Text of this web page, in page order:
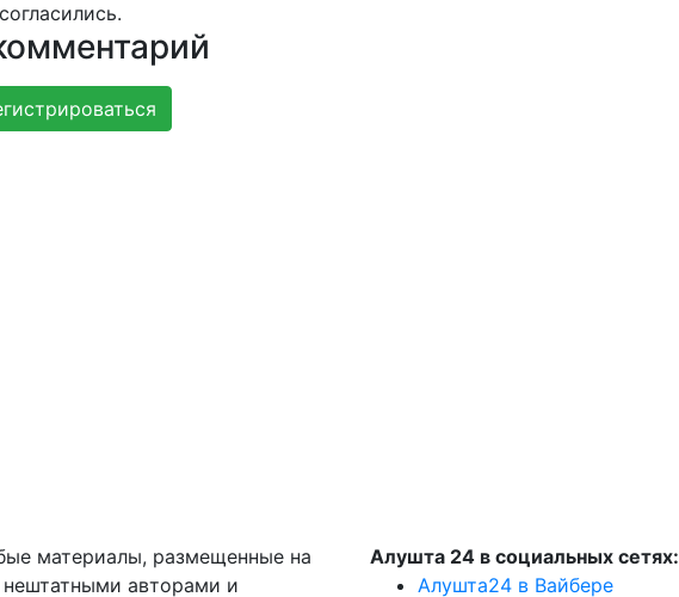
материалы, размещенные на
авторами и
Алушта 24 в социальных сетях:
Алушта24 в Вайбере